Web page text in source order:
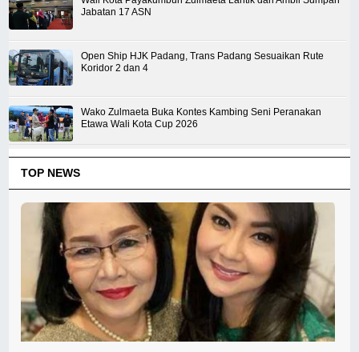
Jabatan 17 ASN
Open Ship HJK Padang, Trans Padang Sesuaikan Rute
Koridor 2 dan 4
Wako Zulmaeta Buka Kontes Kambing Seni Peranakan
Etawa Wali Kota Cup 2026
TOP NEWS